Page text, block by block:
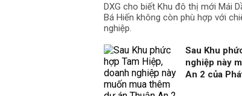
DXG cho biết Khu đô thị mới Mái
Bá Hiến không còn phù hợp với
nghiệp.
Sau Khu
nghiệp này
An 2 của